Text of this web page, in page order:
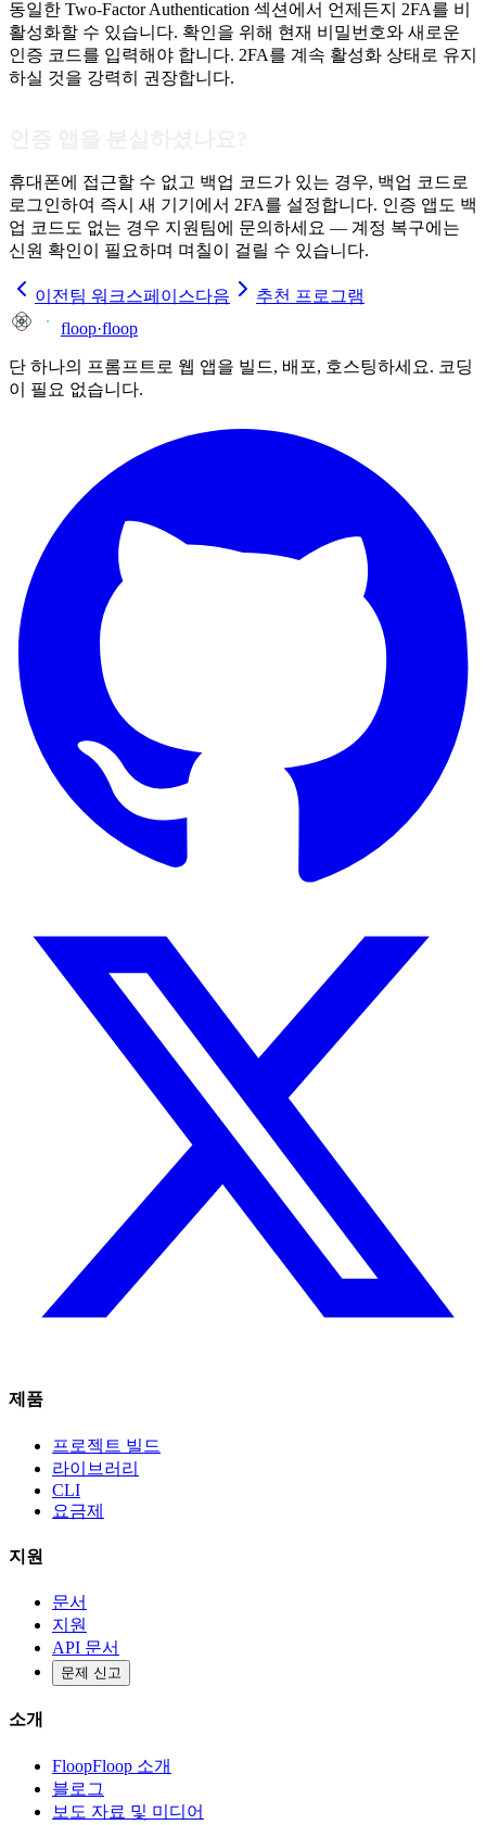
동일한 Two-Factor Authentication 섹션에서 언제든지 2FA를 비
활성화할 수 있습니다. 확인을 위해 현재 비밀번호와 새로운
인증 코드를 입력해야 합니다. 2FA를 계속 활성화 상태로 유지
하실 것을 강력히 권장합니다.
휴대폰에 접근할 수 없고 백업 코드가 있는 경우, 백업 코드로
로그인하여 즉시 새 기기에서 2FA를 설정합니다. 인증 앱도 백
업 코드도 없는 경우 지원팀에 문의하세요 — 계정 복구에는
신원 확인이 필요하며 며칠이 걸릴 수 있습니다.
이전 팀 워크스페이스다음
추천 프로그램
floop·floop
단 하나의 프롬프트로 웹 앱을 빌드, 배포, 호스팅하세요. 코딩
이 필요 없습니다.
제품
프로젝트 빌드
라이브러리
CLI
요금제
지원
문서
지원
API 문서
문제 신고
소개
FloopFloop 소개
블로그
보도 자료 및 미디어